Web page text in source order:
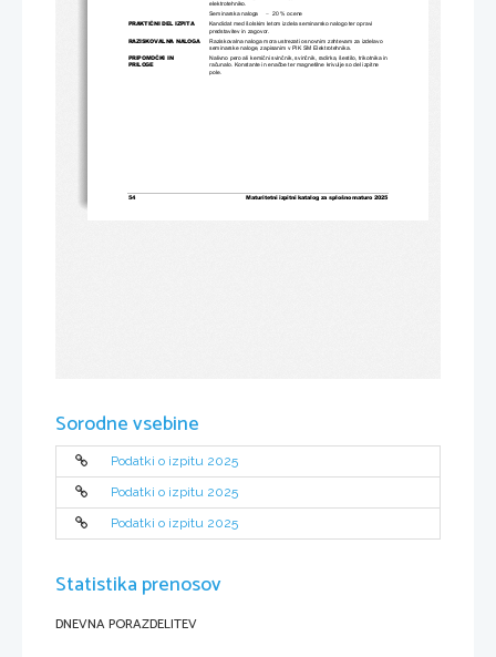
54 Maturitetni izpitni katalog za splošno maturo 2025
elektrotehniko.
Seminarska naloga 20 % ocene
PRAKTIČNI DEL IZPITA Kandidat med šolskim letom izdela seminarsko nalogo ter opravi
predstavitev in zagovor.
RAZISKOVALNA NALOGA Raziskovalna naloga mora ustrezati osnovnim zahtevam za izdelavo
seminarske naloge, zapisanim vPIK SM Elektrotehnika.
PRIPOMOČKI IN
PRILOGE
Nalivno pero ali kemični svinčnik, svinčnik, radirka, šestilo, trikotnika in
računalo. Konstante in enačbe ter magnetilne krivulje so del izpitne
pole.
Sorodne vsebine
Podatki o izpitu 2025
Podatki o izpitu 2025
Podatki o izpitu 2025
Statistika prenosov
DNEVNA PORAZDELITEV